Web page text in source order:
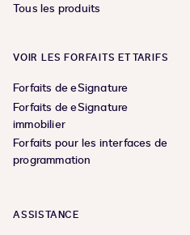
Tous les produits
VOIR LES FORFAITS ET TARIFS
Forfaits de eSignature
Forfaits de eSignature
immobilier
Forfaits pour les interfaces de
programmation
ASSISTANCE